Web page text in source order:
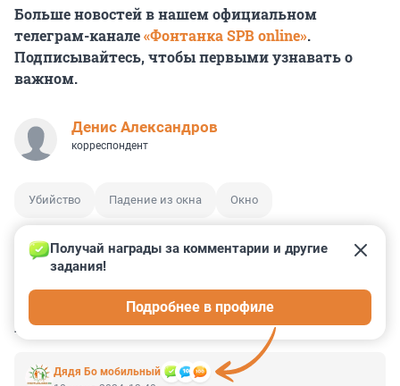
Больше новостей в нашем официальном
телеграм-канале«Фонтанка SPB online».
Подписывайтесь, чтобы первыми узнавать о
важном.
Денис Александров
корреспондент
Убийство Падение из окна Окно
КОММЕНТАРИИ 45
Дядя Бо мобильный
Получай награды за комментарии и другие
задания!
Подробнее в профиле